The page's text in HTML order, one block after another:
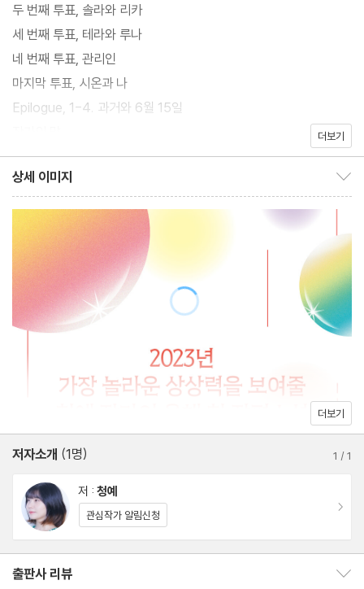
삶을 산다. 오색찬란한 사탕비는 인간에게 죽음과 영생을 함께 선물
했다.
사탕비 때문에 가족을 잃은 마시안은 청백성에서 1년간 잠들어 있다
각성한다. 시안이 눈을 뜨자마자 마주한 것은 잔인한 현실이다. 지목
되면 살아남지 못하는 처형 투표에 참가하게 된 것. 청백성에 인간인
척 잠입한 휴머노이드 ‘캔디 인간’을 색출할 때까지 투표는 계속된다
는데…….
잠든 마시안을 1년간 지켜준 시온은 조언한다. 반드시 모든 것을 직
접 보고 직접 판단하라고.
두 번째 투표, 솔라와 리카
세 번째 투표, 테라와 루나
네 번째 투표, 관리인
마지막 투표, 시온과 나
Epilogue, 1-4. 과거와 6월 15일
더보기
상세 이미지
더보기
저자소개 (1명) 1 /1
저 : 청예
관심작가 알림신청
출판사 리뷰